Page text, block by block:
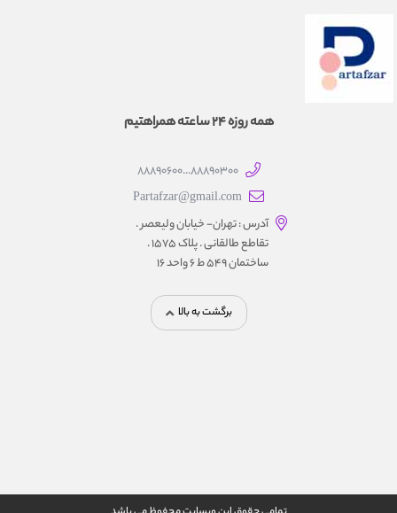
همه روزه 24 ساعته همراهتیم
88890300...88890600
Partafzar@gmail.com
آدرس : تهران- خیابان ولیعصر .
تقاطع طالقانی . پلاک 1575 .
ساختمان 549 ط 6 واحد 16
برگشت به بالا